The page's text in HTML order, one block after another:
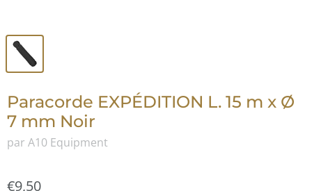
Paracorde EXPÉDITION L. 15 m x Ø
7 mm Noir
par A10 Equipment
€9,50